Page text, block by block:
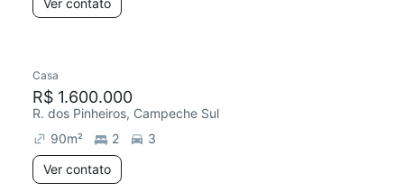
Ver contato
Casa
R$ 1.600.000
R. dos Pinheiros, Campeche Sul
90m² 2
3
Ver contato